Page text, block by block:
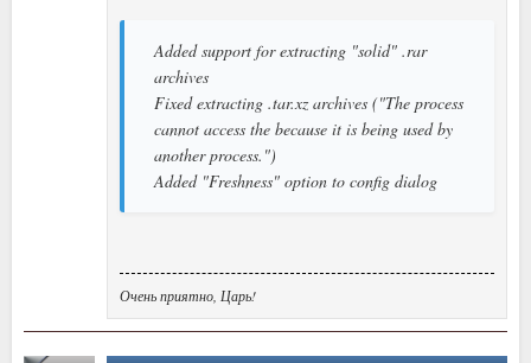
Added support for extracting "solid" .rar
archives
Fixed extracting .tar.xz archives ("The process
cannot access the because it is being used by
another process.")
Added "Freshness" option to config dialog
Очень приятно, Царь!